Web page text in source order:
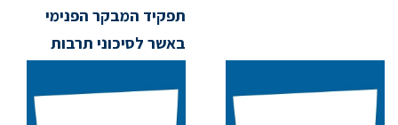
תפקיד המבקר הפנימי
באשר לסיכוני תרבות